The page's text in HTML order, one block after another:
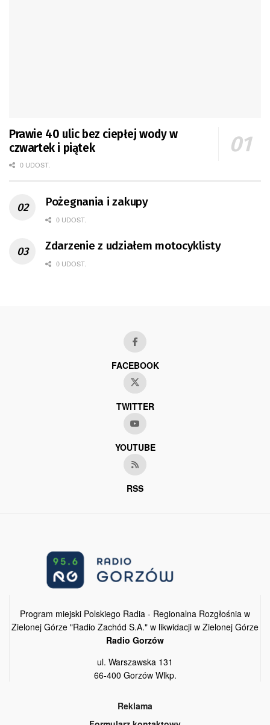
Prawie 40 ulic bez ciepłej wody w
czwartek i piątek
0 UDOST.
Pożegnania i zakupy
0 UDOST.
Zdarzenie z udziałem motocyklisty
0 UDOST.
FACEBOOK
TWITTER
YOUTUBE
RSS
Program miejski Polskiego Radia - Regionalna Rozgłośnia w
Zielonej Górze "Radio Zachód S.A." w likwidacji w Zielonej Górze
Radio Gorzów
ul. Warszawska 131
66-400 Gorzów Wlkp.
Reklama